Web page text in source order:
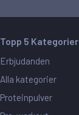
Topp 5 Kategorier
Erbjudanden
Alla kategorier
Proteinpulver